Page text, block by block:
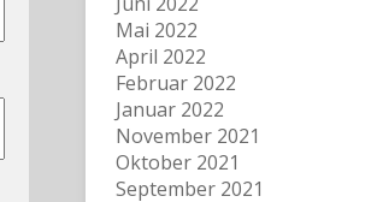
Mai 2022
April 2022
Februar 2022
Januar 2022
November 2021
Oktober 2021
September 2021